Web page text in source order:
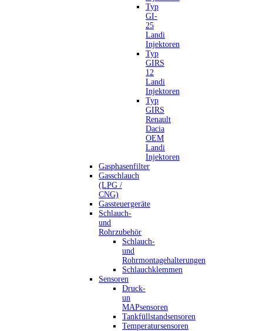
Typ
GI-
25
Landi
Injektoren
Typ
GIRS
12
Landi
Injektoren
Typ
GIRS
Renault
Dacia
OEM
Landi
Injektoren
Gasphasenfilter
Gasschlauch
(LPG /
CNG)
Gassteuergeräte
Schlauch-
und
Rohrzubehör
Schlauch-
und
Rohrmontagehalterungen
Schlauchklemmen
Sensoren
Druck-
un
MAPsensoren
Tankfüllstandsensoren
Temperatursensoren